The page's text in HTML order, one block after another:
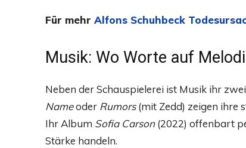
Für mehr Alfons Schuhbeck
Musik: Wo Worte auf
Neben der Schauspielerei ist Musik ihr
Nameoder Rumors(mit Zedd) zeigen ihre
Ihr Album Sofia Carson(2022) offenbart
Stärke handeln.